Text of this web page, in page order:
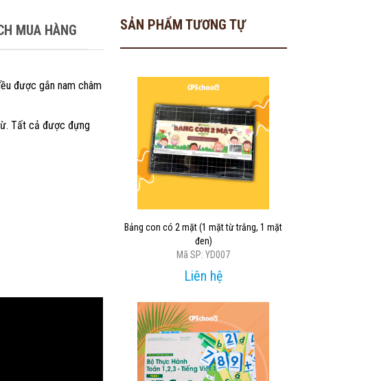
MUA HÀNG
được gắn nam châm
Tất cả được đựng
SẢN PHẨM TƯƠNG TỰ
Bảng con có 2 mặt (1 mặt từ trắng, 1 mặt
đen)
Mã SP: YD007
Liên hệ